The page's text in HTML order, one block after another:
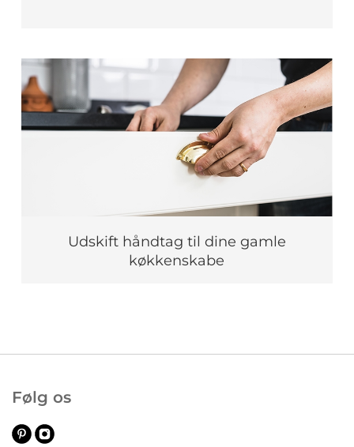
Udskift håndtag til dine gamle
køkkenskabe
Følg os